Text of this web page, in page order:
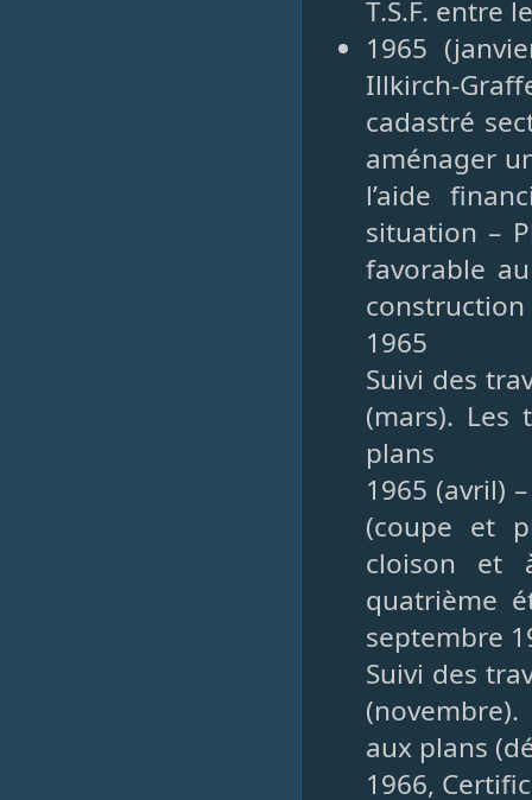
T.S.F. entre
1965
Illkirch-
cadastré
aménager
l’aide
situation –
favorable
1965
Suivi des
(mars). Les
plans
1965 (avril)
(coupe et
cloison et
quatrième
septembre
Suivi des
aux plans
1966,